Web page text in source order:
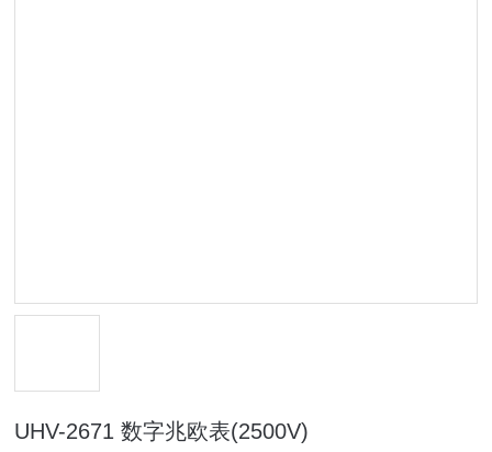
UHV-2671 数字兆欧表(2500V)